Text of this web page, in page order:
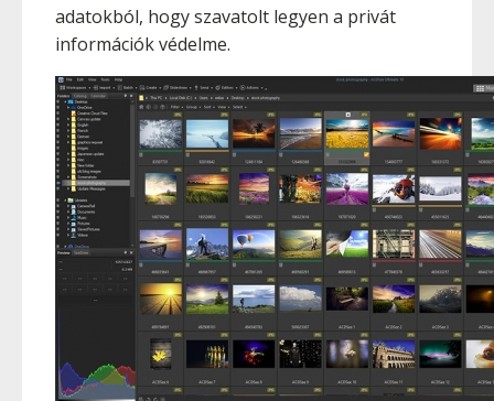
adatokból, hogy szavatolt legyen a privát
információk védelme.